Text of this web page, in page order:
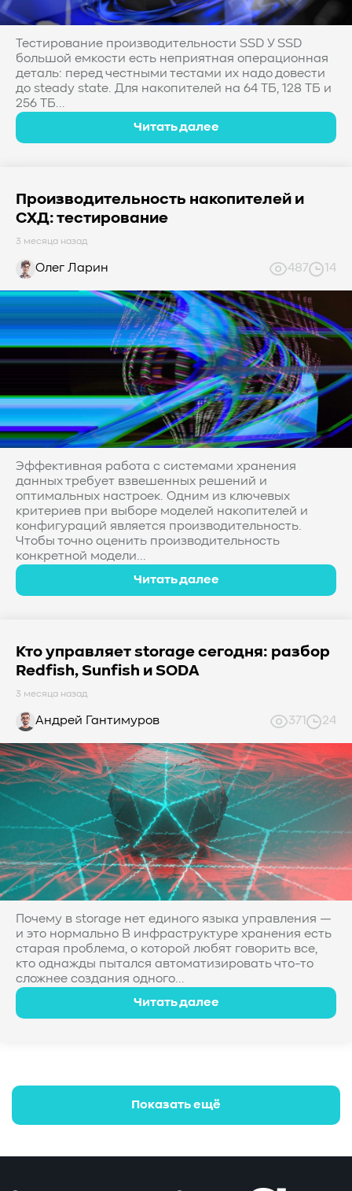
Тестирование производительности SSD У SSD
большой емкости есть неприятная операционная
деталь: перед честными тестами их надо довести
до steady state. Для накопителей на 64 ТБ, 128 ТБ и
256 ТБ...
Читать далее
Производительность накопителей и
СХД: тестирование
3 месяца назад
Олег Ларин 487 14
Эффективная работа с системами хранения
данных требует взвешенных решений и
оптимальных настроек. Одним из ключевых
критериев при выборе моделей накопителей и
конфигураций является производительность.
Чтобы точно оценить производительность
конкретной модели...
Читать далее
Кто управляет storage сегодня: разбор
Redfish, Sunfish и SODA
3 месяца назад
Андрей Гантимуров 371 24
Почему в storage нет единого языка управления —
и это нормально В инфраструктуре хранения есть
старая проблема, о которой любят говорить все,
кто однажды пытался автоматизировать что-то
сложнее создания одного...
Читать далее
Показать ещё